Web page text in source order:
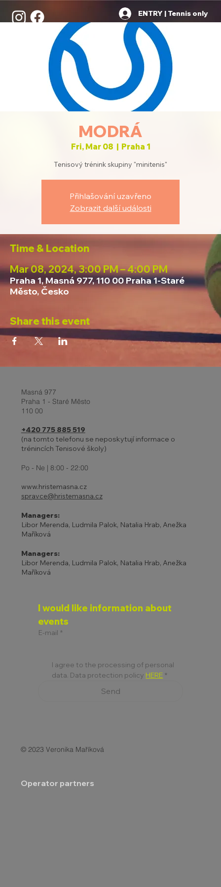
ENTRY | Tennis only
MODRÁ
Fri, Mar 08
  |
Praha 1
Tenisový trénink skupiny "minitenis"
Přihlašování uzavřeno
Zobrazit další události
Time & Location
Mar 08, 2024, 3:00 PM – 4:00 PM
Praha 1, Masná 977, 110 00 Praha 1-Staré
Město, Česko
Share this event
Masná 977
Praha 1 - Staré Město
110 00
+420 775 885 519
(na tomto telefonu se neposkytují informace o
trénincích Tenisové školy)
Po - Ne | 8:00 - 22:00
www.hristemasna.cz
spravce@hristemasna.cz
Managers:
Libor Merenda, Ludmila Palok, Natalia Hrab, Anežka
Maříková
Managers:
Libor Merenda, Ludmila Palok, Natalia Hrab, Anežka
Maříková
I would like information about
events
E-mail *
I agree to the processing of personal
data. Data protection policy HERE *
Send
© 2023 Veronika Maříková
Operator partners